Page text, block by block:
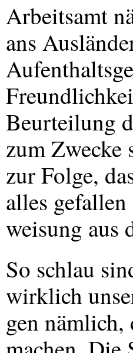
Arbeitsamt
ans
Beurteilung
zum Zwecke
zur Folge,
alles
weisung aus
So schlau
wirklich
gen